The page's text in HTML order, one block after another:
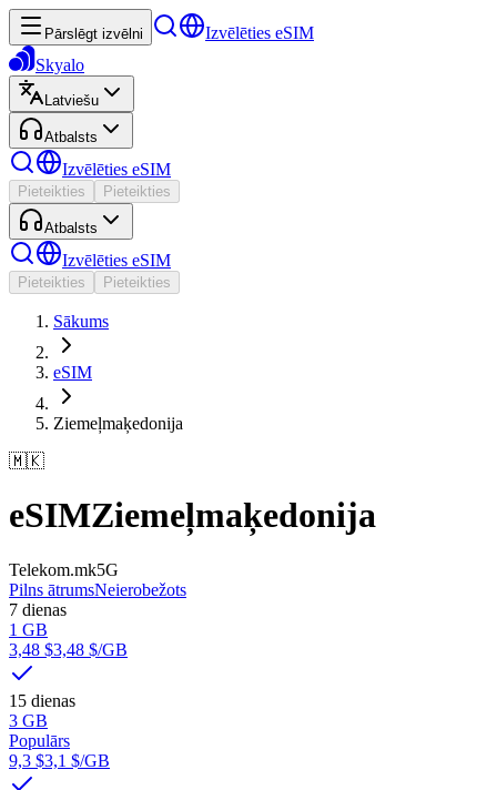
Pārslēgt izvēlni
Izvēlēties eSIM
Skyalo
Latviešu
Atbalsts
Izvēlēties eSIM
Pieteikties Pieteikties
Atbalsts
Izvēlēties eSIM
Pieteikties Pieteikties
Sākums
eSIM
Ziemeļmaķedonija
🇲🇰
eSIMZiemeļmaķedonija
Telekom.mk5G
Pilns ātrumsNeierobežots
7 dienas
1 GB
3,48 $3,48 $/GB
15 dienas
3 GB
Populārs
9,3 $3,1 $/GB